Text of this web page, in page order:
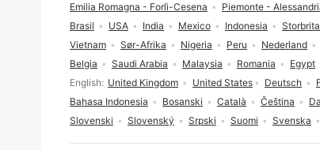
Språkvalg
English United Kingdom United States Deutsch
Bahasa Indonesia
Bosanski Català Čeština
Slovenski
Slovenský Srpski Suomi Svenska
Brasil USA India Mexico Indonesia
Vietnam
Sør-Afrika Nigeria Peru Nederland
Belgia
Saudi Arabia Malaysia Romania Egypt
Emilia Romagna - Forlì-Cesena
Piemonte -